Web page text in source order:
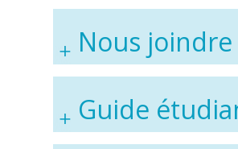
Nous joindre
Guide